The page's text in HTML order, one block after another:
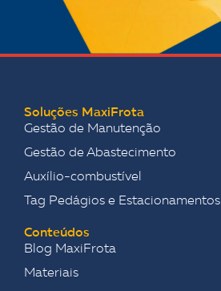
Soluções MaxiFrota
Gestão de Manutenção
Gestão de Abastecimento
Auxílio-combustível
Tag Pedágios e Estacionamentos
Conteúdos
Blog MaxiFrota
Materiais